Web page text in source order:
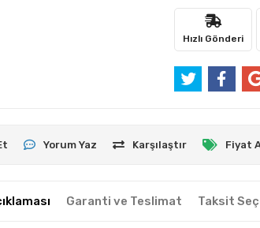
Hızlı Gönderi
Yorum Yaz Karşılaştır Fiyat
Garanti ve Teslimat Taksit